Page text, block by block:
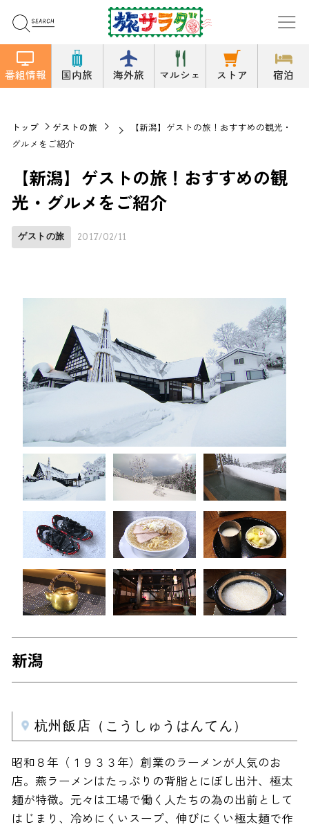
番組情報 国内旅 海外旅 マルシェ ストア 宿泊
トップ ゲストの旅
【新潟】ゲストの旅！おすすめの観光・
グルメをご紹介
【新潟】ゲストの旅！おすすめの観
光・グルメをご紹介
ゲストの旅 2017/02/11
新潟
杭州飯店（こうしゅうはんてん）
昭和８年（１９３３年）創業のラーメンが人気のお
店。燕ラーメンはたっぷりの背脂とにぼし出汁、極太
麺が特徴。元々は工場で働く人たちの為の出前として
はじまり、冷めにくいスープ、伸びにくい極太麺で作